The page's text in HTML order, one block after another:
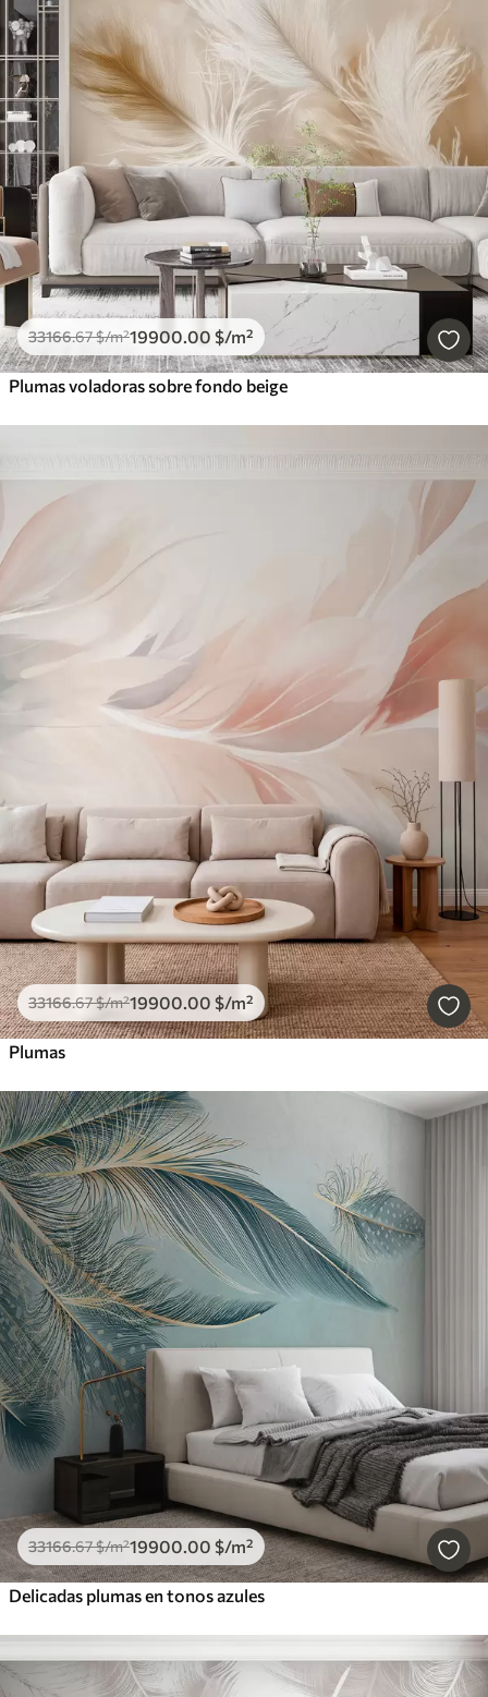
33166.67$/m²19900.00 $/m²
Plumas voladoras sobre fondo beige
33166.67$/m²19900.00 $/m²
Plumas
33166.67$/m²19900.00 $/m²
Delicadas plumas en tonos azules